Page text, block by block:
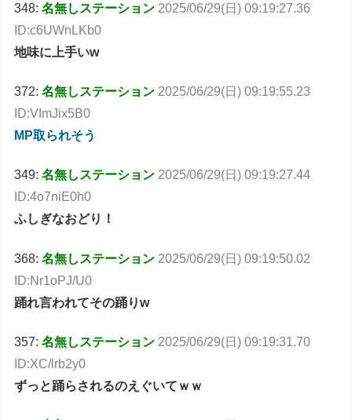
348:名無しステーション 2025/06/29(日) 09:19:27.36
ID:c6UWnLKb0
地味に上手いw
372:名無しステーション 2025/06/29(日) 09:19:55.23
ID:VImJix5B0
MP取られそう
349:名無しステーション 2025/06/29(日) 09:19:27.44
ID:4o7niE0h0
ふしぎなおどり！
368:名無しステーション 2025/06/29(日) 09:19:50.02
ID:Nr1oPJ/U0
踊れ言われてその踊りw
357:名無しステーション 2025/06/29(日) 09:19:31.70
ID:XC/lrb2y0
ずっと踊らされるのえぐいてｗｗ